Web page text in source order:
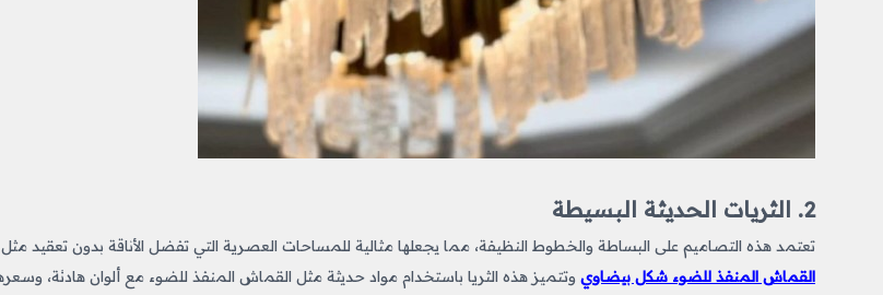
2. الثريات الحديثة البسيطة
تعتمد هذه التصاميم على البساطة والخطوط النظيفة، مما يجعلها مثالية للمساحات العصرية التي تفضل الأناقة بدون تعقيد مثل
القماش المنفذ للضوء شكل بيضاوي